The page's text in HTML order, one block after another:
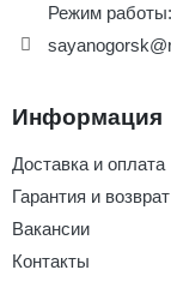
Режим
Информация
Доставка и оплата
Гарантия и возврат
Вакансии
Контакты